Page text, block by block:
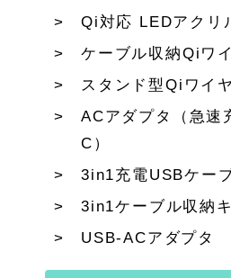
Qi対応 LEDアクリ
ケーブル収納Qiワ
スタンド型Qiワイ
ACアダプタ（急速
C）
3in1充電USBケー
3in1ケーブル収納
USB-ACアダプタ